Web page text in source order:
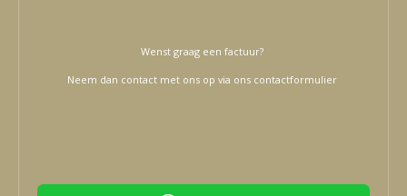
Wenst graag een factuur?
Neem dan contact met ons op via ons contactformulier